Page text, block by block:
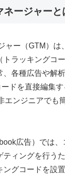
ージャーと
ャー（GTM）は
トラッキングコ
、各種広告や解
ドを直接編集
エンジニアでも
広告）では
ティングを行う
ングコードを設